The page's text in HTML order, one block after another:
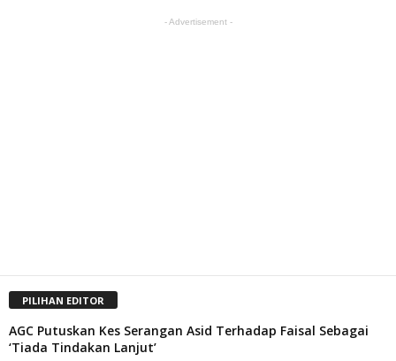
- Advertisement -
PILIHAN EDITOR
AGC Putuskan Kes Serangan Asid Terhadap Faisal Sebagai
‘Tiada Tindakan Lanjut’